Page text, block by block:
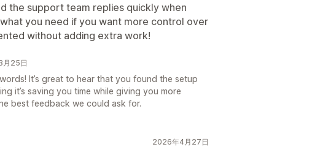
the support team replies quickly when
you need if you want more control over
without adding extra work!
月25日
It’s great to hear that you found the setup
it’s saving you time while giving you more
best feedback we could ask for.
2026年4月27日